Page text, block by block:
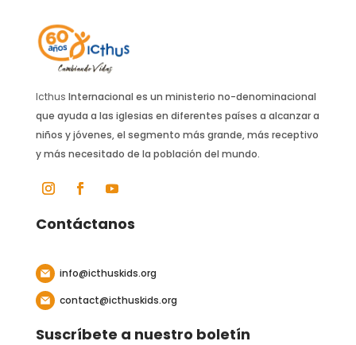
Icthus Internacional es un ministerio no-denominacional
que ayuda a las iglesias en diferentes países a alcanzar a
niños y jóvenes, el segmento más grande, más receptivo
y más necesitado de la población del mundo.
Contáctanos
info@icthuskids.org
contact@icthuskids.org
Suscríbete a nuestro boletín